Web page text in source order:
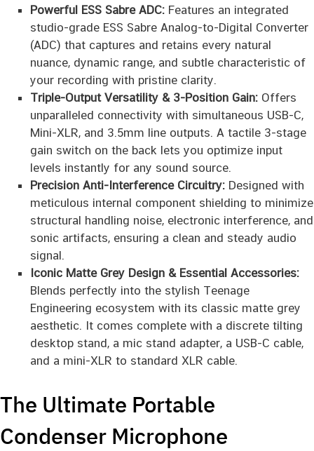
Powerful ESS Sabre ADC:Features an integrated
studio-grade ESS Sabre Analog-to-Digital Converter
(ADC) that captures and retains every natural
nuance, dynamic range, and subtle characteristic of
your recording with pristine clarity.
Triple-Output Versatility & 3-Position Gain:Offers
unparalleled connectivity with simultaneous USB-C,
Mini-XLR, and 3.5mm line outputs. A tactile 3-stage
gain switch on the back lets you optimize input
levels instantly for any sound source.
Precision Anti-Interference Circuitry:Designed with
meticulous internal component shielding to minimize
structural handling noise, electronic interference, and
sonic artifacts, ensuring a clean and steady audio
signal.
Iconic Matte Grey Design & Essential Accessories:
Blends perfectly into the stylish Teenage
Engineering ecosystem with its classic matte grey
aesthetic. It comes complete with a discrete tilting
desktop stand, a mic stand adapter, a USB-C cable,
and a mini-XLR to standard XLR cable.
The Ultimate Portable
Condenser Microphone